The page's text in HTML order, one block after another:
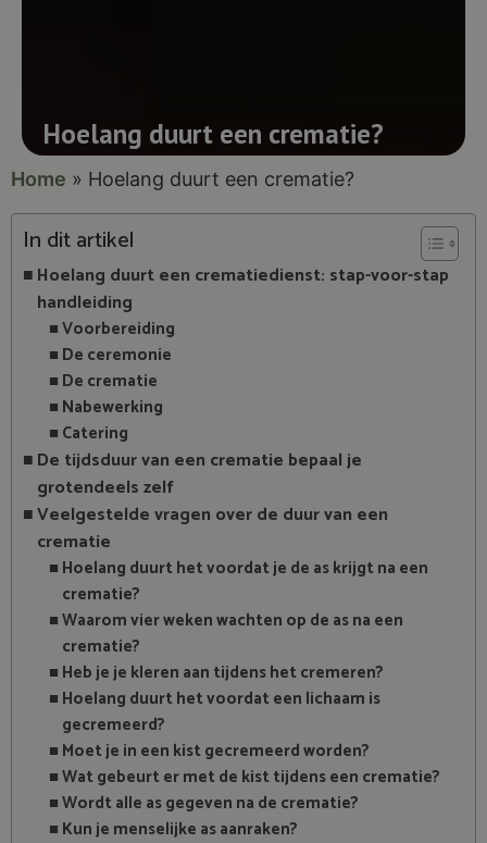
Hoelang duurt een crematie?
Home » Hoelang duurt een crematie?
In dit artikel
Hoelang duurt een crematiedienst: stap-voor-stap
handleiding
Voorbereiding
De ceremonie
De crematie
Nabewerking
Catering
De tijdsduur van een crematie bepaal je
grotendeels zelf
Veelgestelde vragen over de duur van een
crematie
Hoelang duurt het voordat je de as krijgt na een
crematie?
Waarom vier weken wachten op de as na een
crematie?
Heb je je kleren aan tijdens het cremeren?
Hoelang duurt het voordat een lichaam is
gecremeerd?
Moet je in een kist gecremeerd worden?
Wat gebeurt er met de kist tijdens een crematie?
Wordt alle as gegeven na de crematie?
Kun je menselijke as aanraken?